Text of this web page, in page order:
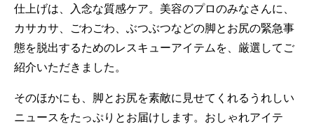
仕上げは、入念な質感ケア。美容のプロのみなさんに、
カサカサ、ごわごわ、ぶつぶつなどの脚とお尻の緊急事
態を脱出するためのレスキューアイテムを、厳選してご
紹介いただきました。
そのほかにも、脚とお尻を素敵に見せてくれるうれしい
ニュースをたっぷりとお届けします。おしゃれアイテ